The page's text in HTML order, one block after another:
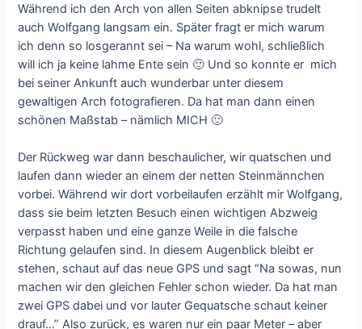
Während ich den Arch von allen Seiten abknipse trudelt
auch Wolfgang langsam ein. Später fragt er mich warum
ich denn so losgerannt sei – Na warum wohl, schließlich
will ich ja keine lahme Ente sein 🙂 Und so konnte er mich
bei seiner Ankunft auch wunderbar unter diesem
gewaltigen Arch fotografieren. Da hat man dann einen
schönen Maßstab – nämlich MICH 🙂
Der Rückweg war dann beschaulicher, wir quatschen und
laufen dann wieder an einem der netten Steinmännchen
vorbei. Während wir dort vorbeilaufen erzählt mir Wolfgang,
dass sie beim letzten Besuch einen wichtigen Abzweig
verpasst haben und eine ganze Weile in die falsche
Richtung gelaufen sind. In diesem Augenblick bleibt er
stehen, schaut auf das neue GPS und sagt “Na sowas, nun
machen wir den gleichen Fehler schon wieder. Da hat man
zwei GPS dabei und vor lauter Gequatsche schaut keiner
drauf…” Also zurück, es waren nur ein paar Meter – aber